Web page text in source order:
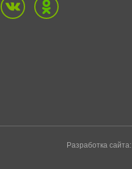
Разработка сайта: